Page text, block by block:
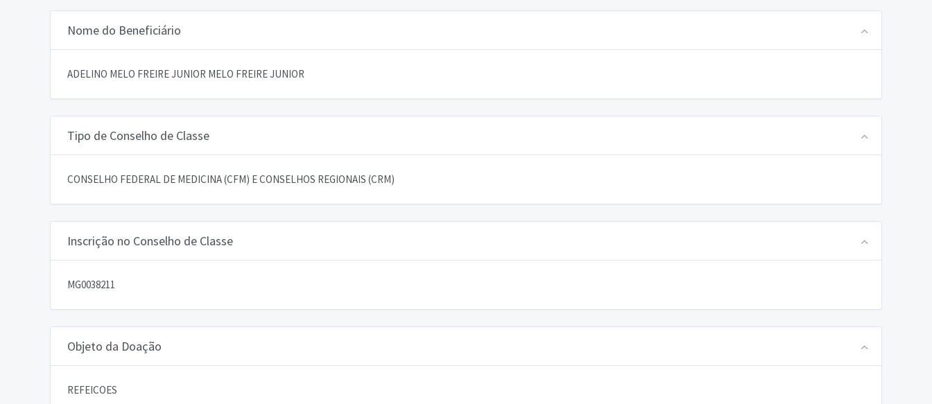
Nome do Beneficiário
ADELINO MELO FREIRE JUNIOR MELO FREIRE JUNIOR
Tipo de Conselho de Classe
CONSELHO FEDERAL DE MEDICINA (CFM) E CONSELHOS REGIONAIS (CRM)
Inscrição no Conselho de Classe
MG0038211
Objeto da Doação
REFEICOES